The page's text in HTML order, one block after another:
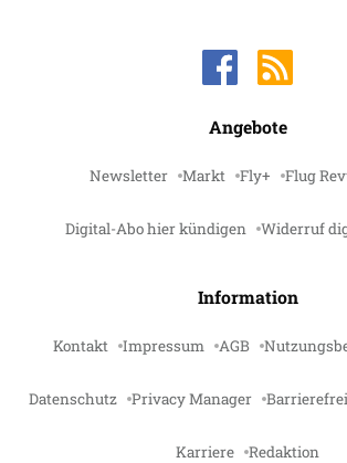
Angebote
Newsletter Markt Fly+ Flug
Digital-Abo hier kündigen Widerruf
Information
Kontakt Impressum AGB
Datenschutz Privacy Manager
Karriere Redaktion